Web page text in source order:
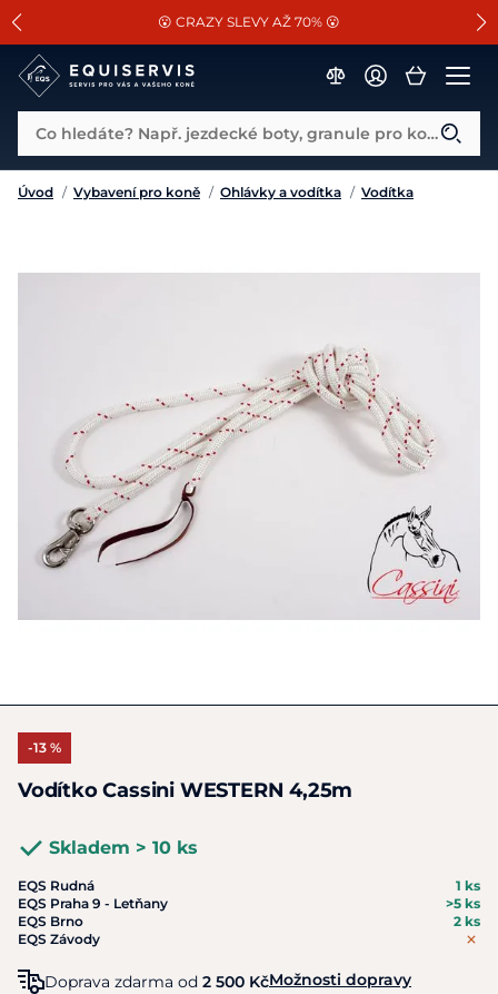
SLEVA 13% na vše od Cassini!
😮 CRAZY SLEVY AŽ 70% 😮
📐Pasování a doplňky k vybraným sedlům ZDARMA 🐴
Co hledáte? Např. jezdecké boty, granule pro koně...
Úvod / Vybavení pro koně / Ohlávky a vodítka / Vodítka
-13 %
Vodítko Cassini WESTERN 4,25m
Skladem > 10 ks
EQS Rudná
1 ks
EQS Praha 9 - Letňany
>5 ks
EQS Brno
2 ks
EQS Závody
Doprava zdarma od 2 500 KčMožnosti dopravy